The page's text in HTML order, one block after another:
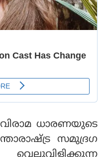
ധാരണയുടെ
സമുദ്രഗ